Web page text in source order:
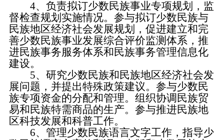
4、负责拟订少数民族事业专项规划，监
督检查规划实施情况。参与拟订少数民族与
民族地区经济社会发展规划，促进建立和完
善少数民族事业发展综合评价监测体系，推
进民族事务服务体系和民族事务管理信息化
建设。
5、研究少数民族和民族地区经济社会发
展问题，并提出特殊政策建议。参与少数民
族专项资金的分配和管理。组织协调民族贸
易和民族特需商品的生产。参与推进民族地
区科技发展和科普工作。
6、管理少数民族语言文字工作，指导少